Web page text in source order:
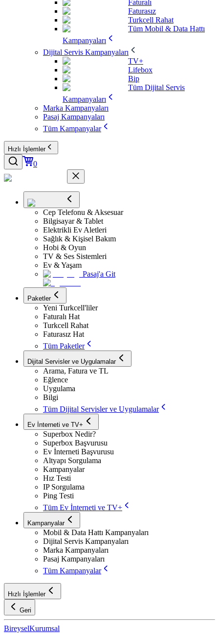
Faturalı
Faturasız
Turkcell Rahat
Tüm Mobil & Data Hattı
Kampanyaları
Dijital Servis Kampanyaları
TV+
Lifebox
Bip
Tüm Dijital Servis
Kampanyaları
Marka Kampanyaları
Pasaj Kampanyaları
Tüm Kampanyalar
Hızlı İşlemler
0
Cep Telefonu & Aksesuar
Bilgisayar & Tablet
Elektrikli Ev Aletleri
Sağlık & Kişisel Bakım
Hobi & Oyun
TV & Ses Sistemleri
Ev & Yaşam
Pasaj'a Git
Paketler
Yeni Turkcell'liler
Faturalı Hat
Turkcell Rahat
Faturasız Hat
Tüm Paketler
Dijital Servisler ve Uygulamalar
Arama, Fatura ve TL
Eğlence
Uygulama
Bilgi
Tüm Dijital Servisler ve Uygulamalar
Ev İnterneti ve TV+
Superbox Nedir?
Superbox Başvurusu
Ev İnterneti Başvurusu
Altyapı Sorgulama
Kampanyalar
Hız Testi
IP Sorgulama
Ping Testi
Tüm Ev İnterneti ve TV+
Kampanyalar
Mobil & Data Hattı Kampanyaları
Dijital Servis Kampanyaları
Marka Kampanyaları
Pasaj Kampanyaları
Tüm Kampanyalar
Hızlı İşlemler
Geri
BireyselKurumsal